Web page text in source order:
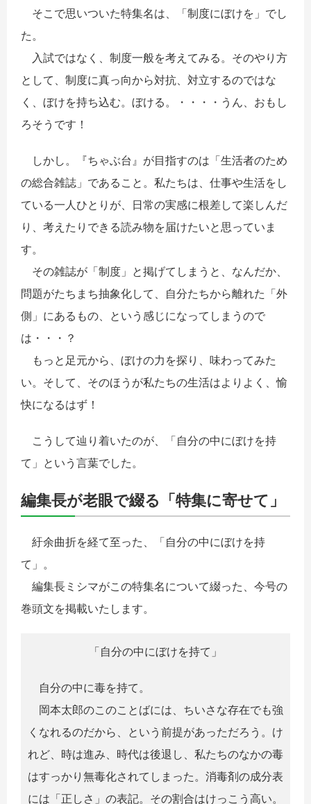
そこで思いついた特集名は、「制度にぼけを」でし
た。
入試ではなく、制度一般を考えてみる。そのやり方
として、制度に真っ向から対抗、対立するのではな
く、ぼけを持ち込む。ぼける。・・・・うん、おもし
ろそうです！
しかし。『ちゃぶ台』が目指すのは「生活者のため
の総合雑誌」であること。私たちは、仕事や生活をし
ている一人ひとりが、日常の実感に根差して楽しんだ
り、考えたりできる読み物を届けたいと思っていま
す。
その雑誌が「制度」と掲げてしまうと、なんだか、
問題がたちまち抽象化して、自分たちから離れた「外
側」にあるもの、という感じになってしまうので
は・・・？
もっと足元から、ぼけの力を探り、味わってみた
い。そして、そのほうが私たちの生活はよりよく、愉
快になるはず！
こうして辿り着いたのが、「自分の中にぼけを持
て」という言葉でした。
編集長が老眼で綴る「特集に寄せて」
紆余曲折を経て至った、「自分の中にぼけを持
て」。
編集長ミシマがこの特集名について綴った、今号の
巻頭文を掲載いたします。
「自分の中にぼけを持て」
自分の中に毒を持て。
岡本太郎のこのことばには、ちいさな存在でも強
くなれるのだから、という前提があっただろう。け
れど、時は進み、時代は後退し、私たちのなかの毒
はすっかり無毒化されてしまった。消毒剤の成分表
には「正しさ」の表記。その割合はけっこう高い。